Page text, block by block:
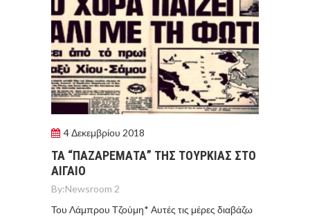
4 Δεκεμβρίου 2018
ΤΑ “ΠΑΖΑΡΕΜΑΤΑ” ΤΗΣ ΤΟΥΡΚΙΑΣ ΣΤΟ
ΑΙΓΑΙΟ
By:Newsroom 2
Του Λάμπρου Τζούμη* Αυτές τις μέρες διαβάζω